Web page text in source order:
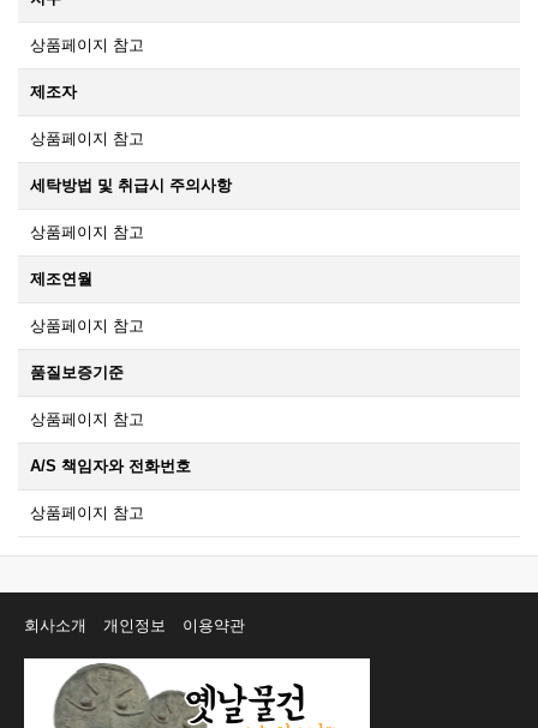
상품페이지 참고
제조자
상품페이지 참고
세탁방법 및 취급시 주의사항
상품페이지 참고
제조연월
상품페이지 참고
품질보증기준
상품페이지 참고
A/S 책임자와 전화번호
상품페이지 참고
회사소개 개인정보 이용약관